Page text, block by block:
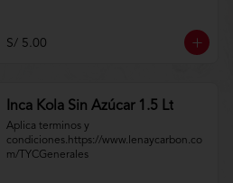
S/ 5.00
Inca Kola Sin Azúcar 1.5 Lt
Aplica terminos y
condiciones.https://www.lenaycarbon.co
m/TYCGenerales